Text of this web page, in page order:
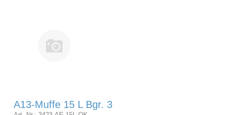
A13-Muffe 15 L Bgr. 3